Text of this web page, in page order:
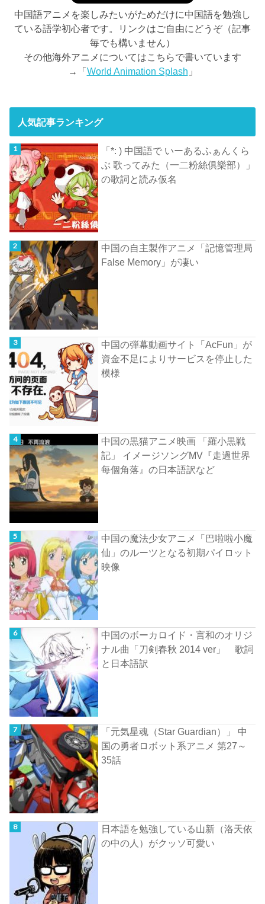
中国語アニメを楽しみたいがためだけに中国語を勉強し
ている語学初心者です。リンクはご自由にどうぞ（記事
毎でも構いません）
その他海外アニメについてはこちらで書いています
→「World Animation Splash 」
人気記事ランキング
「*: ) 中国語で いーあるふぁんくら
ぶ 歌ってみた（一二粉絲俱樂部）」
の歌詞と読み仮名
中国の自主製作アニメ「記憶管理局
False Memory」が凄い
中国の弾幕動画サイト「AcFun」が
資金不足によりサービスを停止した
模様
中国の黒猫アニメ映画 「羅小黒戦
記」 イメージソングMV『走過世界
每個角落』の日本語訳など
中国の魔法少女アニメ「巴啦啦小魔
仙」のルーツとなる初期パイロット
映像
中国のボーカロイド・言和のオリジ
ナル曲「刀剣春秋 2014 ver」 歌詞
と日本語訳
「元気星魂（Star Guardian）」 中
国の勇者ロボット系アニメ 第27～
35話
日本語を勉強している山新（洛天依
の中の人）がクッソ可愛い